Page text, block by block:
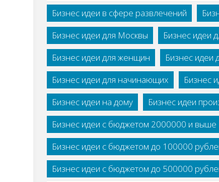
Бизнес идеи в сфере развлечений
Бизнес идеи для Москвы
Бизнес идеи
Бизнес идеи для женщин
Бизнес идеи
Бизнес идеи для начинающих
Бизнес
Бизнес идеи на дому
Бизнес идеи
Бизнес идеи с бюджетом 2000000 и выше
Бизнес идеи с бюджетом до 100000
Бизнес идеи с бюджетом до 500000